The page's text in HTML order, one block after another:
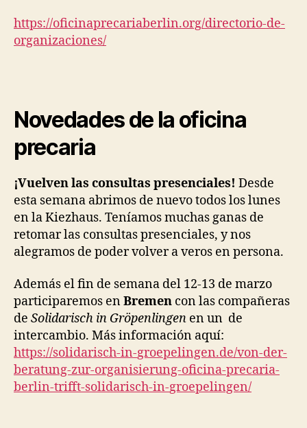
https://oficinaprecariaberlin.org/directorio-de-
organizaciones/
Novedades de la oficina
precaria
¡Vuelven las consultas presenciales! Desde
esta semana abrimos de nuevo todos los lunes
en la Kiezhaus. Teníamos muchas ganas de
retomar las consultas presenciales, y nos
alegramos de poder volver a veros en persona.
Además el fin de semana del 12-13 de marzo
participaremos enBremen con las compañeras
de Solidarisch in Gröpenlingen en un de
intercambio. Más información aquí:
https://solidarisch-in-groepelingen.de/von-der-
beratung-zur-organisierung-oficina-precaria-
berlin-trifft-solidarisch-in-groepelingen/